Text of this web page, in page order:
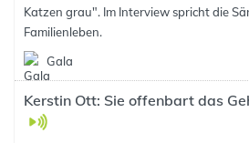
Katzen grau". Im Interview spricht die
Familienleben.
Gala
Kerstin Ott: Sie offenbart das